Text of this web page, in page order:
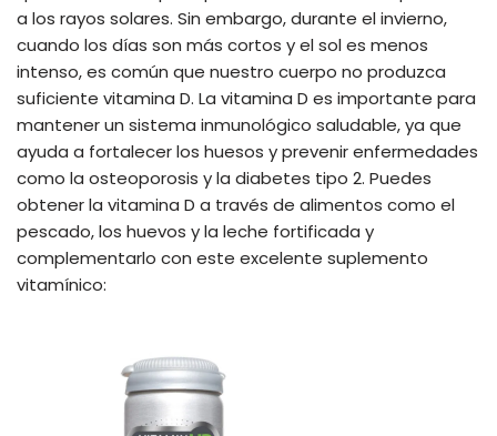
a los rayos solares. Sin embargo, durante el invierno,
cuando los días son más cortos y el sol es menos
intenso, es común que nuestro cuerpo no produzca
suficiente vitamina D. La vitamina D es importante para
mantener un sistema inmunológico saludable, ya que
ayuda a fortalecer los huesos y prevenir enfermedades
como la osteoporosis y la diabetes tipo 2. Puedes
obtener la vitamina D a través de alimentos como el
pescado, los huevos y la leche fortificada y
complementarlo con este excelente suplemento
vitamínico: